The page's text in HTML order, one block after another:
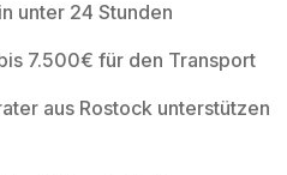
unter 24 Stunden
7.500€ für den Transport
aus Rostock unterstützen